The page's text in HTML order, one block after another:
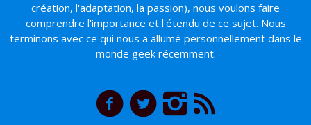
création, l'adaptation, la passion), nous voulons faire
comprendre l'importance et l'étendu de ce sujet. Nous
terminons avec ce qui nous a allumé personnellement dans le
monde geek récemment.